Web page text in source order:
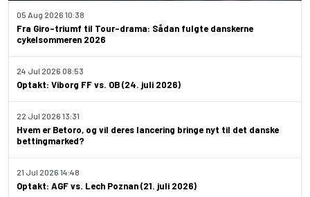
Fra Giro-triumf til Tour-drama: Sådan fulgte danskerne
cykelsommeren 2026
05 Aug 2026 10:38
Optakt: Viborg FF vs. OB (24. juli 2026)
24 Jul 2026 08:53
Hvem er Betoro, og vil deres lancering bringe nyt til det danske
bettingmarked?
22 Jul 2026 13:31
Optakt: AGF vs. Lech Poznan (21. juli 2026)
21 Jul 2026 14:48